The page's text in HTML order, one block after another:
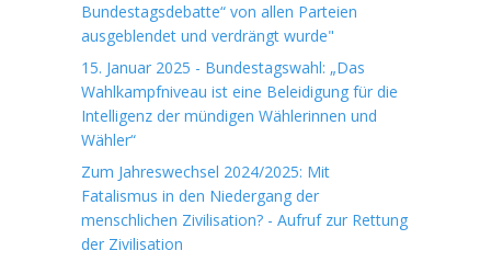
Bundestagsdebatte“ von allen Parteien
ausgeblendet und verdrängt wurde"
15. Januar 2025 - Bundestagswahl: „Das
Wahlkampfniveau ist eine Beleidigung für die
Intelligenz der mündigen Wählerinnen und
Wähler“
Zum Jahreswechsel 2024/2025: Mit
Fatalismus in den Niedergang der
menschlichen Zivilisation? - Aufruf zur Rettung
der Zivilisation